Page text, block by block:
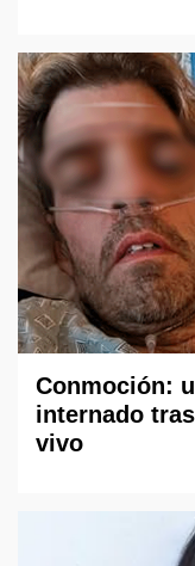
Conmoción:
internado
vivo